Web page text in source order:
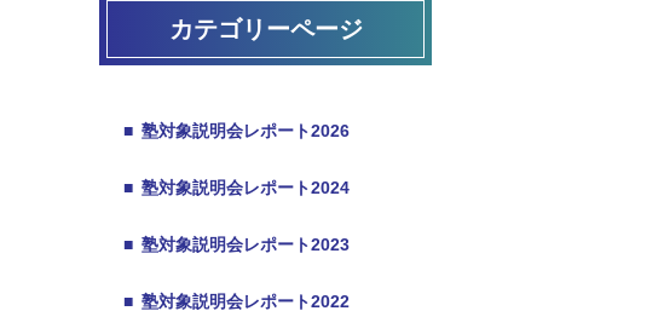
カテゴリーページ
■ 塾対象説明会レポート2026
■ 塾対象説明会レポート2024
■ 塾対象説明会レポート2023
■ 塾対象説明会レポート2022